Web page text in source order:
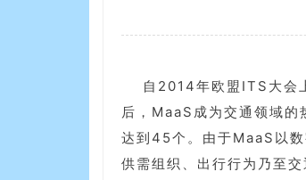
自2014年欧盟ITS大
后，MaaS成为交通领域
达到45个。由于MaaS以数
供需组织、出行行为乃至